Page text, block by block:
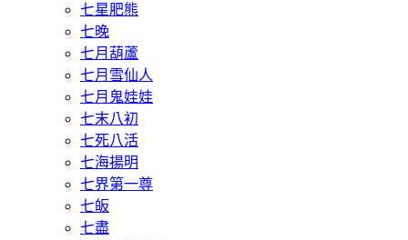
七星肥熊
七晚
七月葫蘆
七月雪仙人
七月鬼娃娃
七末八初
七死八活
七海揚明
七界第一尊
七皈
七盡